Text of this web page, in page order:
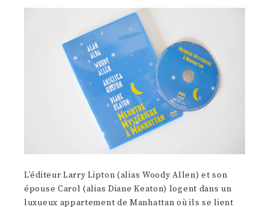
L’éditeur Larry Lipton (alias Woody Allen) et son
épouse Carol (alias Diane Keaton) logent dans un
luxueux appartement de Manhattan où ils se lient